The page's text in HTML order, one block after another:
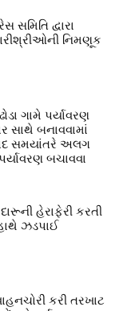
સમિતિ દ્વારા
નિમણૂક
ગામે પર્યાવરણ
સાથે બનાવવામાં
સમયાંતરે અલગ
બચાવવા
હેરાફેરી કરતી
ઝડપાઈ
કરી તરખાટ